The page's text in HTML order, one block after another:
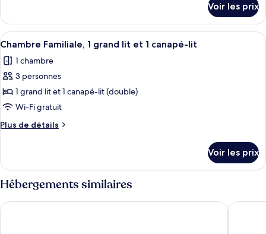
Chambre,
lits
une
place
le
type
de
Chambre,
2
une
place
Voir les prix
Afficher
toutes
les
photos
pour
ce
type
de
Chambre
Familiale,
1
grand
Une chambre d’hôtel moderne
6
Chambre Familiale, 1 grand lit et 1 canapé-lit
1 chambre
3 personnes
1 grand lit et 1 canapé-lit (double)
Wi-Fi gratuit
Plus de détails
Plus
le
type
de
chambre
Chambre
Voir les prix
Hébergements similaires
Pullman Tbilisi Axis Towers Tbilisi